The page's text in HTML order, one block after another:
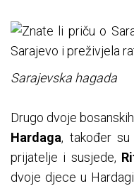
Sarajevska hagada
Drugo dvoje
Hardaga, također
prijatelje i susjede,
dvoje djece u